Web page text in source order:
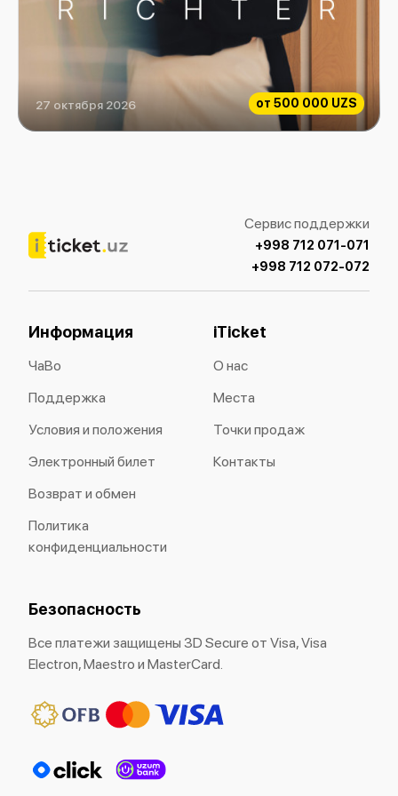
от 500 000 UZS
Max Richter
27 октября 2026
Сервис поддержки
+998 712 071-071
+998 712 072-072
Информация
ЧаВо
Поддержка
Условия и положения
Электронный билет
Возврат и обмен
Политика
конфиденциальности
iTicket
О нас
Места
Точки продаж
Контакты
Безопасность
Все платежи защищены 3D Secure от Visa, Visa
Electron, Maestro и MasterCard.